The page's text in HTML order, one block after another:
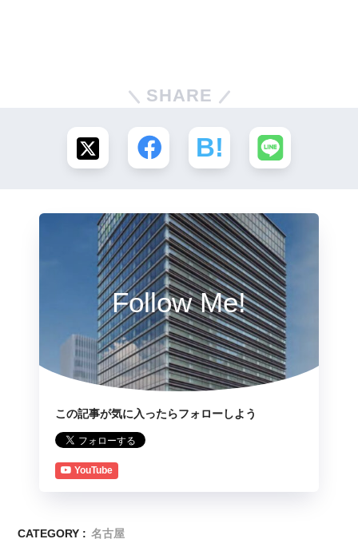
SHARE
Follow Me!
この記事が気に入ったらフォローしよう
YouTube
CATEGORY : 名古屋